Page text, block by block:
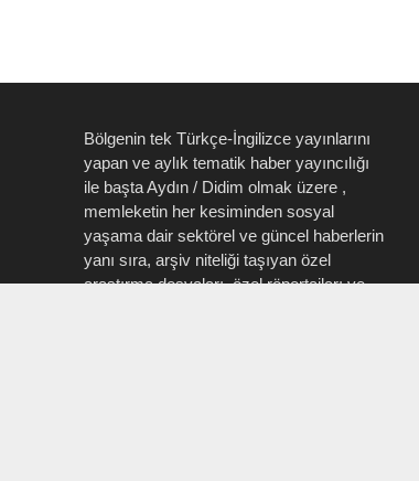
Bölgenin tek Türkçe-İngilizce yayınlarını
yapan ve aylık tematik haber yayıncılığı
ile başta Aydın / Didim olmak üzere ,
memleketin her kesiminden sosyal
yaşama dair sektörel ve güncel haberlerin
yanı sıra, arşiv niteliği taşıyan özel
araştırma dosyaları, özel röportajları ve